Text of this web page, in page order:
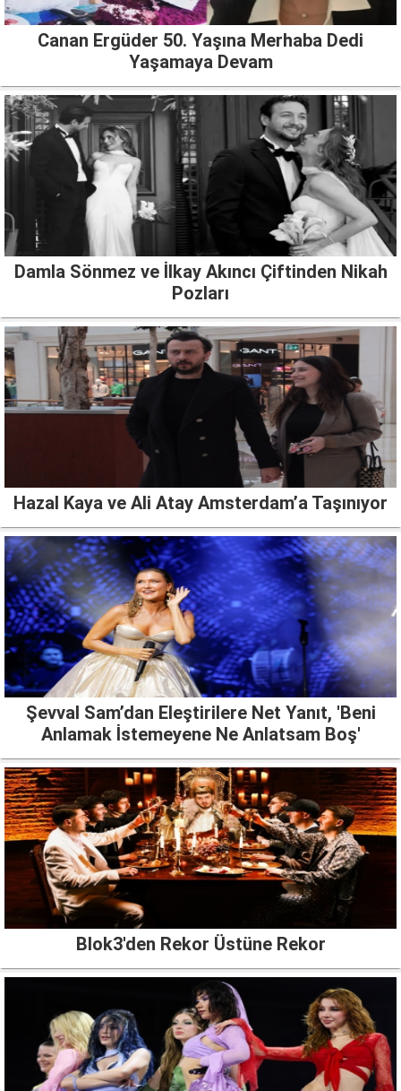
Canan Ergüder 50. Yaşına Merhaba Dedi
Yaşamaya Devam
Damla Sönmez ve İlkay Akıncı Çiftinden Nikah
Pozları
Hazal Kaya ve Ali Atay Amsterdam’a Taşınıyor
Şevval Sam’dan Eleştirilere Net Yanıt, 'Beni
Anlamak İstemeyene Ne Anlatsam Boş'
Blok3'den Rekor Üstüne Rekor